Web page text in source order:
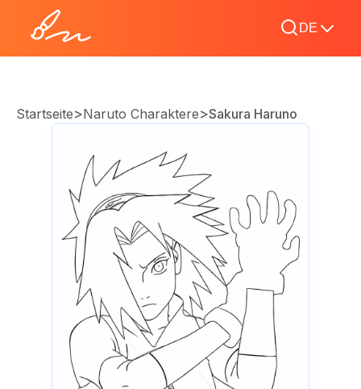
DE
Startseite>Naruto Charaktere>Sakura Haruno